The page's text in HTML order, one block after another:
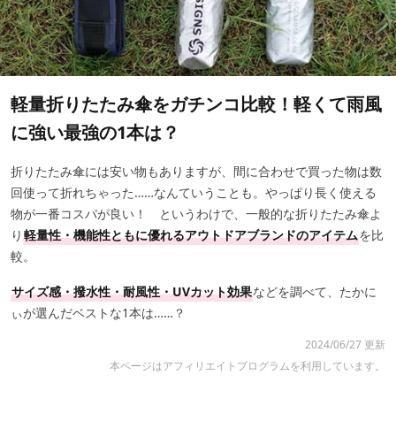
軽量折りたたみ傘をガチンコ比較！軽くて雨風
に強い最強の1本は？
折りたたみ傘には安い物もありますが、間に合わせで買った物は数
回使って折れちゃった……なんていうことも。やっぱり長く使える
物が一番コスパが良い！ というわけで、一般的な折りたたみ傘よ
り 軽量性・機能性ともに優れるアウトドアブランドのアイテムを比
較。
サイズ感・撥水性・耐風性・UVカット効果などを調べて、たかに
ぃが選んだベストな1本は……？
2024/06/27 更新
本ページはアフィリエイトプログラムを利用しています。